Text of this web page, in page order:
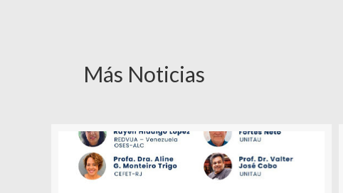
Más Noticias